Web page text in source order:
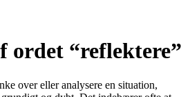
ordet “reflektere”
over eller analysere en situation,